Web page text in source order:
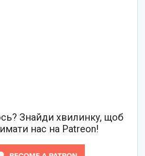
Знайди хвилинку, щоб
нас на Patreon!